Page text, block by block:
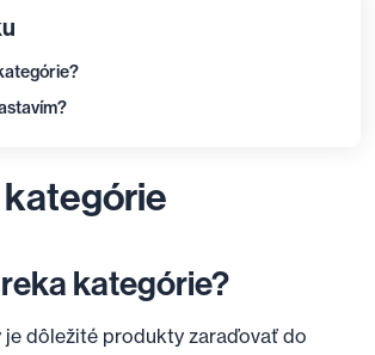
kategórie?
je dôležité produkty zaraďovať do